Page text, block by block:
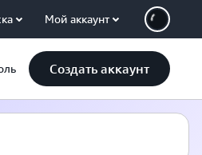
Мой аккаунт
Создать аккаунт